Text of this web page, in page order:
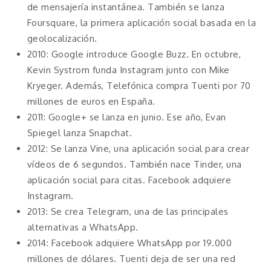
de mensajería instantánea. También se lanza
Foursquare, la primera aplicación social basada en la
geolocalización.
2010: Google introduce Google Buzz. En octubre,
Kevin Systrom funda Instagram junto con Mike
Kryeger. Además, Telefónica compra Tuenti por 70
millones de euros en España.
2011: Google+ se lanza en junio. Ese año, Evan
Spiegel lanza Snapchat.
2012: Se lanza Vine, una aplicación social para crear
vídeos de 6 segundos. También nace Tinder, una
aplicación social para citas. Facebook adquiere
Instagram.
2013: Se crea Telegram, una de las principales
alternativas a WhatsApp.
2014: Facebook adquiere WhatsApp por 19.000
millones de dólares. Tuenti deja de ser una red